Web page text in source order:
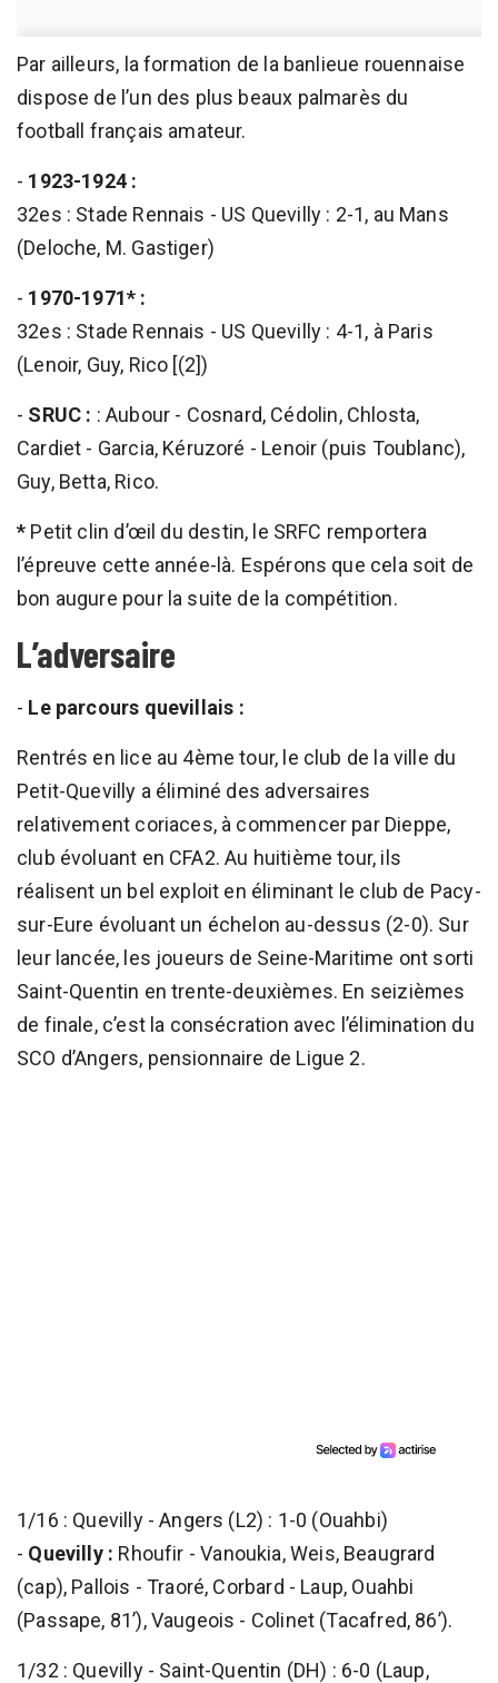
Par ailleurs, la formation de la banlieue rouennaise
dispose de l’un des plus beaux palmarès du
football français amateur.
- 1923-1924 :
32es : Stade Rennais - US Quevilly : 2-1, au Mans
(Deloche, M. Gastiger)
- 1970-1971* :
32es : Stade Rennais - US Quevilly : 4-1, à Paris
(Lenoir, Guy, Rico [(2])
- SRUC : : Aubour - Cosnard, Cédolin, Chlosta,
Cardiet - Garcia, Kéruzoré - Lenoir (puis Toublanc),
Guy, Betta, Rico.
* Petit clin d’œil du destin, le SRFC remportera
l’épreuve cette année-là. Espérons que cela soit de
bon augure pour la suite de la compétition.
L’adversaire
- Le parcours quevillais :
Rentrés en lice au 4ème tour, le club de la ville du
Petit-Quevilly a éliminé des adversaires
relativement coriaces, à commencer par Dieppe,
club évoluant en CFA2. Au huitième tour, ils
réalisent un bel exploit en éliminant le club de Pacy-
sur-Eure évoluant un échelon au-dessus (2-0). Sur
leur lancée, les joueurs de Seine-Maritime ont sorti
Saint-Quentin en trente-deuxièmes. En seizièmes
de finale, c’est la consécration avec l’élimination du
SCO d’Angers, pensionnaire de Ligue 2.
1/16 : Quevilly - Angers (L2) : 1-0 (Ouahbi)
- Quevilly : Rhoufir - Vanoukia, Weis, Beaugrard
(cap), Pallois - Traoré, Corbard - Laup, Ouahbi
(Passape, 81’), Vaugeois - Colinet (Tacafred, 86’).
1/32 : Quevilly - Saint-Quentin (DH) : 6-0 (Laup,